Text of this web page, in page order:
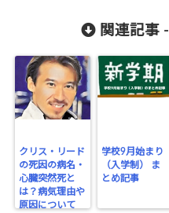
関連記事 -
クリス・リード
の死因の病名・
心臓突然死と
は？病気理由や
原因について
学校9月始まり
（入学制） ま
とめ記事